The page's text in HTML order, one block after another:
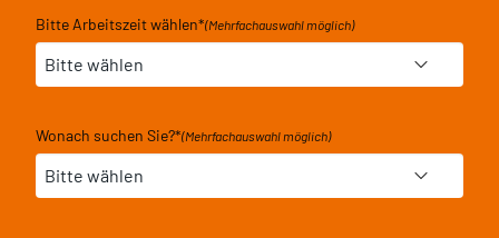
Bitte Arbeitszeit wählen*(Mehrfachauswahl möglich)
Wonach suchen Sie?*(Mehrfachauswahl möglich)